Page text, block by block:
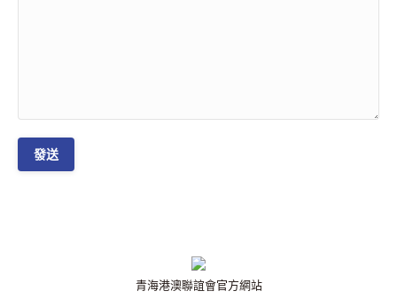
青海港澳聯誼會官方網站